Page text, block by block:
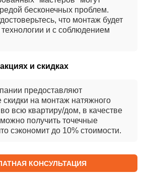
бесконечных проблем.
что монтаж будет
и с соблюдением
и скидках
предоставляют
на монтаж натяжного
всю квартиру/дом, в качестве
получить точечные
сэкономит до 10% стоимости.
КОНСУЛЬТАЦИЯ
замер
замерщика
на
замер
вам время
расчет кухни на дому
ответим на все
10%
на бесплатный замер
заявка